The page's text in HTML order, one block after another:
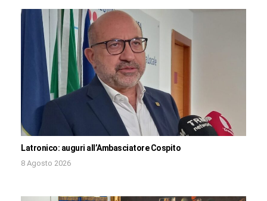
Latronico: auguri all’Ambasciatore Cospito
8 Agosto 2026